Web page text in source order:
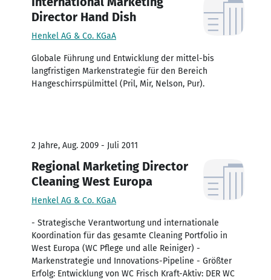
Director Hand Dish
Henkel AG & Co. KGaA
Globale Führung und Entwicklung der mittel-bis
langfristigen Markenstrategie für den Bereich
Hangeschirrspülmittel (Pril, Mir, Nelson, Pur).
2 Jahre, Aug. 2009 - Juli 2011
Regional Marketing Director
Cleaning West Europa
Henkel AG & Co. KGaA
- Strategische Verantwortung und internationale
Koordination für das gesamte Cleaning Portfolio in
West Europa (WC Pflege und alle Reiniger) -
Markenstrategie und Innovations-Pipeline - Größter
Erfolg: Entwicklung von WC Frisch Kraft-Aktiv: DER WC